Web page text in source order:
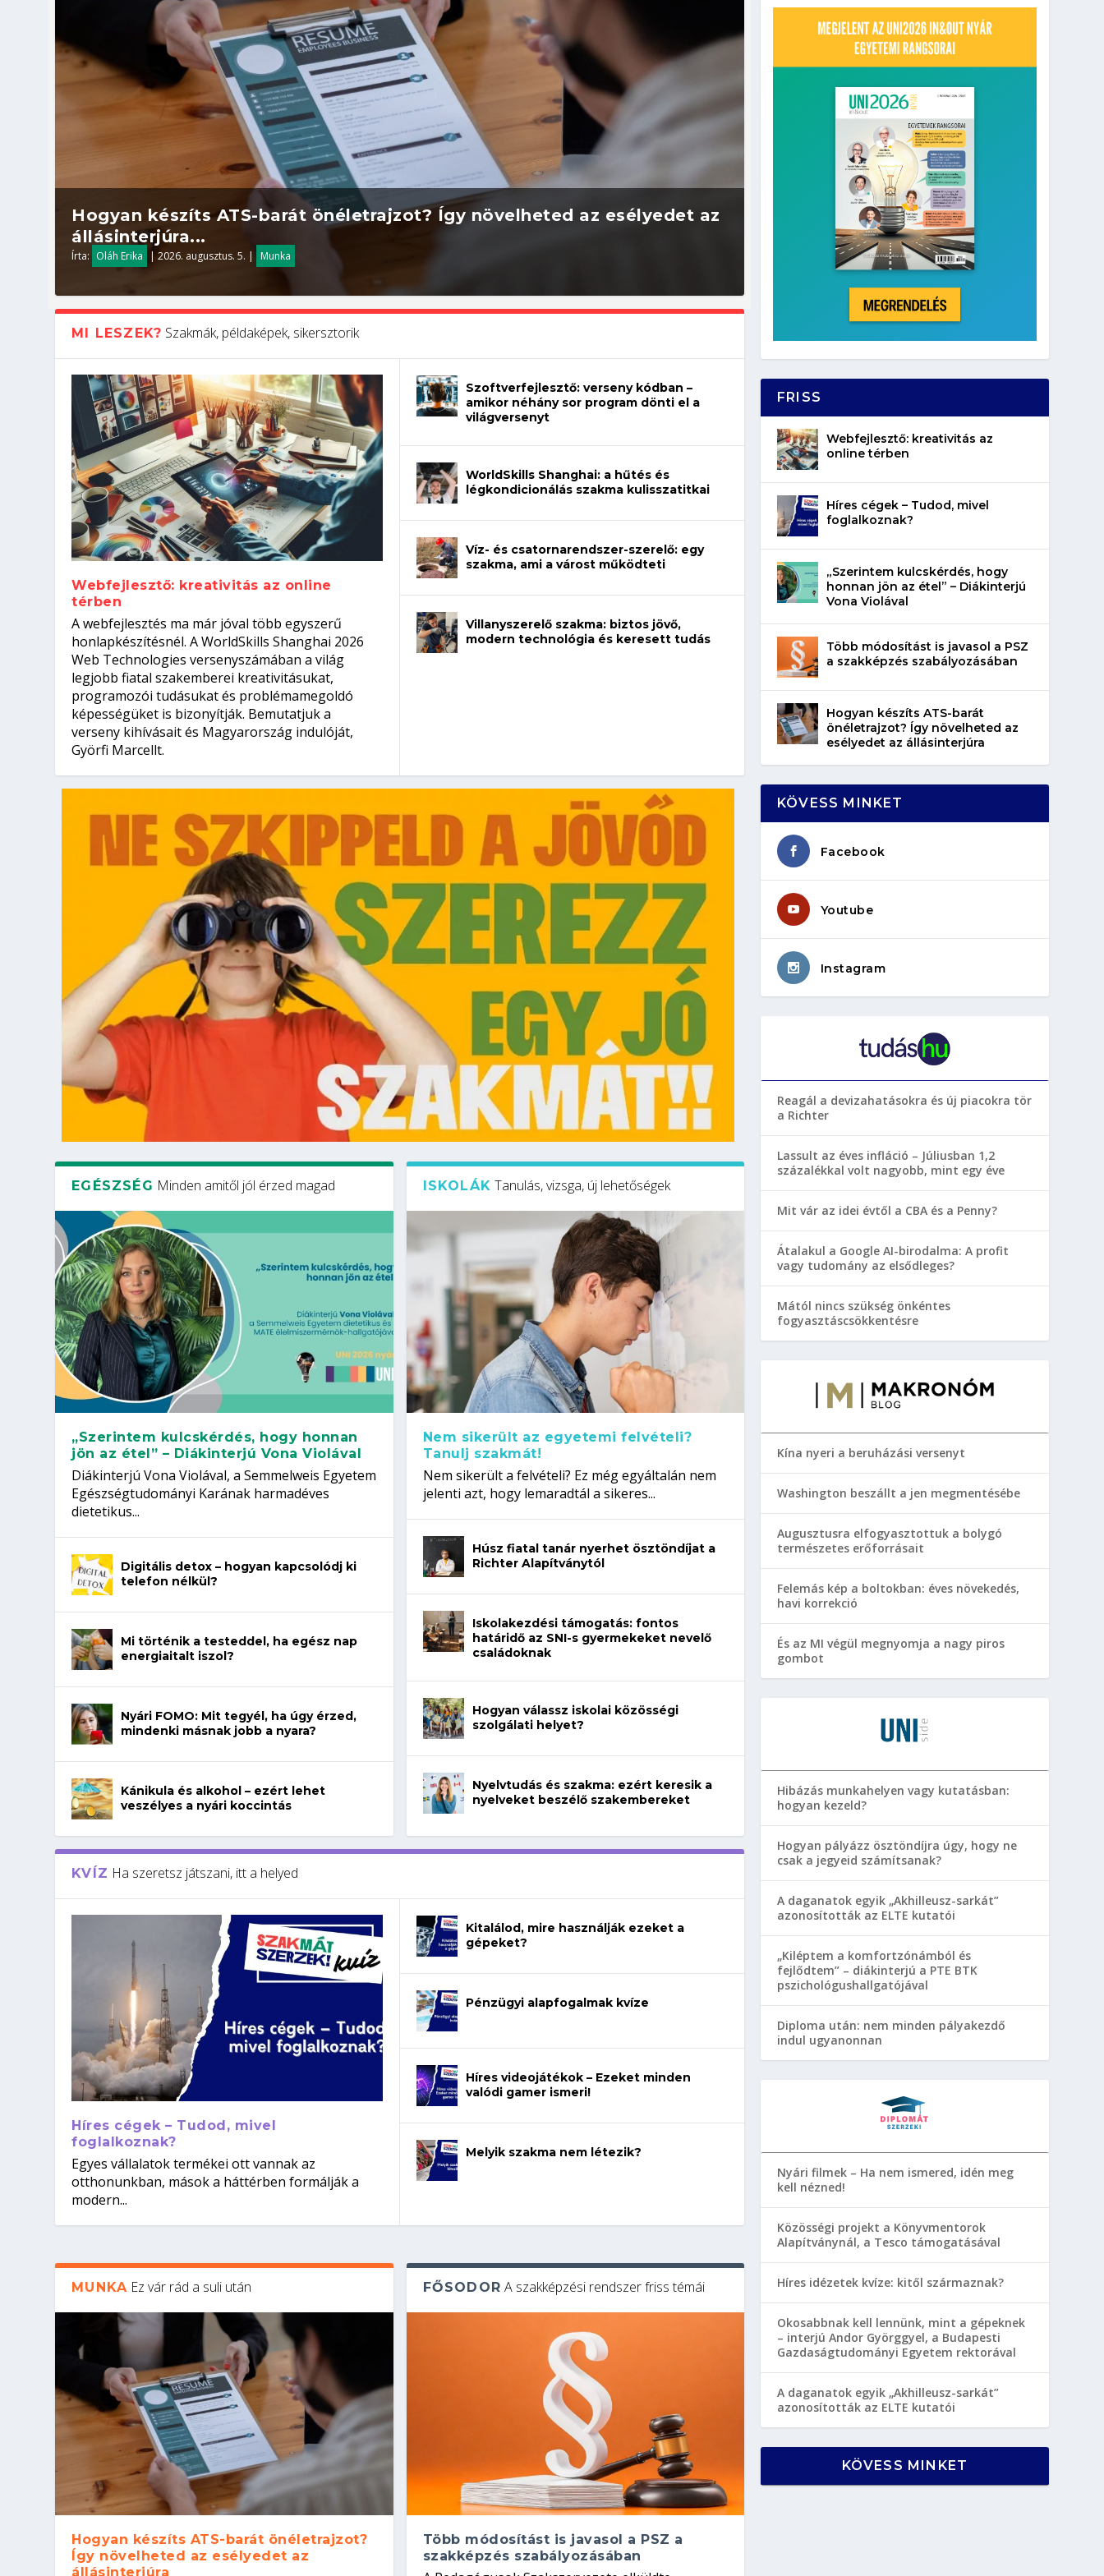
Hogyan készíts ATS-barát önéletrajzot? Így növelheted az esélyedet az
állásinterjúra...
Írta: Oláh Erika |2026. augusztus. 5. | Munka
Kitalálod, mire használják ezeket a gépeket?
Írta: Tóth Mónika |2026. augusztus. 4.| Kvíz
Nem sikerült az egyetemi felvételi? Tanulj szakmát!
Írta: Oláh Erika |2026. augusztus. 4.| Iskolák
Szoftverfejlesztő: verseny kódban – amikor néhány sor program dönti
el a világversenyt...
Írta: Szakmát Szerzek | 2026. augusztus. 3.| Mi leszek?
Digitális detox – hogyan kapcsolódj ki telefon nélkül?
Írta: Oláh Erika |2026. augusztus. 3.| Egészség
MI LESZEK? Szakmák, példaképek, sikersztorik
Webfejlesztő: kreativitás az online
térben
A webfejlesztés ma már jóval több egyszerű
honlapkészítésnél. A WorldSkills Shanghai 2026
Web Technologies versenyszámában a világ
legjobb fiatal szakemberei kreativitásukat,
programozói tudásukat és problémamegoldó
képességüket is bizonyítják. Bemutatjuk a
verseny kihívásait és Magyarország indulóját,
Györfi Marcellt.
Szoftverfejlesztő: verseny kódban –
amikor néhány sor program dönti el a
világversenyt
WorldSkills Shanghai: a hűtés és
légkondicionálás szakma kulisszatitkai
Víz- és csatornarendszer-szerelő: egy
szakma, ami a várost működteti
Villanyszerelő szakma: biztos jövő,
modern technológia és keresett tudás
EGÉSZSÉG Minden amitől jól érzed magad
„Szerintem kulcskérdés, hogy honnan
jön az étel” – Diákinterjú Vona Violával
Diákinterjú Vona Violával, a Semmelweis Egyetem
Egészségtudományi Karának harmadéves
dietetikus...
Digitális detox – hogyan kapcsolódj ki
telefon nélkül?
Mi történik a testeddel, ha egész nap
energiaitalt iszol?
Nyári FOMO: Mit tegyél, ha úgy érzed,
mindenki másnak jobb a nyara?
Kánikula és alkohol – ezért lehet
veszélyes a nyári koccintás
ISKOLÁK Tanulás, vizsga, új lehetőségek
Nem sikerült az egyetemi felvételi?
Tanulj szakmát!
Nem sikerült a felvételi? Ez még egyáltalán nem
jelenti azt, hogy lemaradtál a sikeres...
Húsz fiatal tanár nyerhet ösztöndíjat a
Richter Alapítványtól
Iskolakezdési támogatás: fontos
határidő az SNI-s gyermekeket nevelő
családoknak
Hogyan válassz iskolai közösségi
szolgálati helyet?
Nyelvtudás és szakma: ezért keresik a
nyelveket beszélő szakembereket
KVÍZ Ha szeretsz játszani, itt a helyed
Híres cégek – Tudod, mivel
foglalkoznak?
Egyes vállalatok termékei ott vannak az
otthonunkban, mások a háttérben formálják a
modern...
Kitalálod, mire használják ezeket a
gépeket?
Pénzügyi alapfogalmak kvíze
Híres videojátékok – Ezeket minden
valódi gamer ismeri!
Melyik szakma nem létezik?
MUNKA Ez vár rád a suli után
Hogyan készíts ATS-barát önéletrajzot?
Így növelheted az esélyedet az
állásinterjúra
FŐSODOR A szakképzési rendszer friss témái
Több módosítást is javasol a PSZ a
szakképzés szabályozásában
FRISS
Webfejlesztő: kreativitás az
online térben
Híres cégek – Tudod, mivel
foglalkoznak?
„Szerintem kulcskérdés, hogy
honnan jön az étel” – Diákinterjú
Vona Violával
Több módosítást is javasol a PSZ
a szakképzés szabályozásában
Hogyan készíts ATS-barát
önéletrajzot? Így növelheted az
esélyedet az állásinterjúra
KÖVESS MINKET
Facebook
Youtube
Instagram
Reagál a devizahatásokra és új piacokra tör
a Richter
Lassult az éves infláció – Júliusban 1,2
százalékkal volt nagyobb, mint egy éve
Mit vár az idei évtől a CBA és a Penny?
Átalakul a Google AI-birodalma: A profit
vagy tudomány az elsődleges?
Mától nincs szükség önkéntes
fogyasztáscsökkentésre
Kína nyeri a beruházási versenyt
Washington beszállt a jen megmentésébe
Augusztusra elfogyasztottuk a bolygó
természetes erőforrásait
Felemás kép a boltokban: éves növekedés,
havi korrekció
És az MI végül megnyomja a nagy piros
gombot
Hibázás munkahelyen vagy kutatásban:
hogyan kezeld?
Hogyan pályázz ösztöndíjra úgy, hogy ne
csak a jegyeid számítsanak?
A daganatok egyik „Akhilleusz-sarkát”
azonosították az ELTE kutatói
„Kiléptem a komfortzónámból és
fejlődtem” – diákinterjú a PTE BTK
pszichológushallgatójával
Diploma után: nem minden pályakezdő
indul ugyanonnan
Nyári filmek – Ha nem ismered, idén meg
kell nézned!
Közösségi projekt a Könyvmentorok
Alapítványnál, a Tesco támogatásával
Híres idézetek kvíze: kitől származnak?
Okosabbnak kell lennünk, mint a gépeknek
– interjú Andor Györggyel, a Budapesti
Gazdaságtudományi Egyetem rektorával
A daganatok egyik „Akhilleusz-sarkát”
azonosították az ELTE kutatói
KÖVESS MINKET